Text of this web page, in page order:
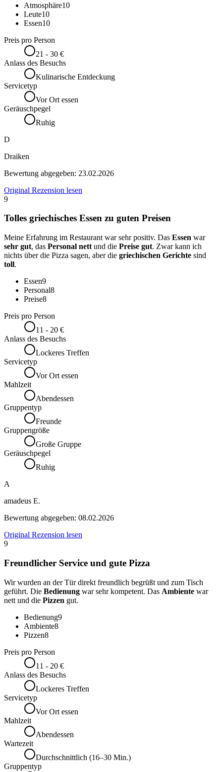
Atmosphäre10
Leute10
Essen10
Preis pro Person
21 - 30 €
Anlass des Besuchs
Kulinarische Entdeckung
Servicetyp
Vor Ort essen
Geräuschpegel
Ruhig
D
Draiken
Bewertung abgegeben: 23.02.2026
Original Rezension lesen
9
Tolles griechisches Essen zu guten Preisen
Meine Erfahrung im Restaurant war sehr positiv. Das Essen war
sehr gut, das Personal nett und die Preise gut. Zwar kann ich
nichts über die Pizza sagen, aber die griechischen Gerichte sind
toll.
Essen9
Personal8
Preise8
Preis pro Person
11 - 20 €
Anlass des Besuchs
Lockeres Treffen
Servicetyp
Vor Ort essen
Mahlzeit
Abendessen
Gruppentyp
Freunde
Gruppengröße
Große Gruppe
Geräuschpegel
Ruhig
A
amadeus E.
Bewertung abgegeben: 08.02.2026
Original Rezension lesen
9
Freundlicher Service und gute Pizza
Wir wurden an der Tür direkt freundlich begrüßt und zum Tisch
geführt. Die Bedienung war sehr kompetent. Das Ambiente war
nett und die Pizzen gut.
Bedienung9
Ambiente8
Pizzen8
Preis pro Person
11 - 20 €
Anlass des Besuchs
Lockeres Treffen
Servicetyp
Vor Ort essen
Mahlzeit
Abendessen
Wartezeit
Durchschnittlich (16–30 Min.)
Gruppentyp